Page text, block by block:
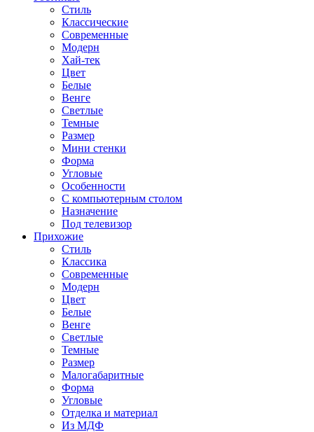
Стиль
Классические
Современные
Модерн
Хай-тек
Цвет
Белые
Венге
Светлые
Темные
Размер
Мини стенки
Форма
Угловые
Особенности
С компьютерным столом
Назначение
Под телевизор
Прихожие
Стиль
Классика
Современные
Модерн
Цвет
Белые
Венге
Светлые
Темные
Размер
Малогабаритные
Форма
Угловые
Отделка и материал
Из МДФ